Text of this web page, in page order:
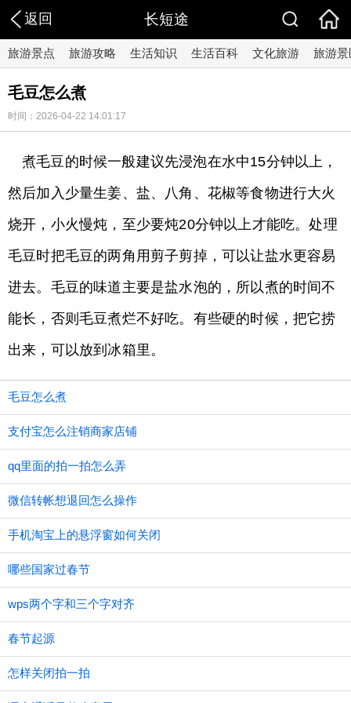
返回 长短途
旅游景点 旅游攻略 生活知识 生活百科 文化旅游 旅游景
毛豆怎么煮
时间：2026-04-22 14:01:17
煮毛豆的时候一般建议先浸泡在水中15分钟以上，
然后加入少量生姜、盐、八角、花椒等食物进行大火
烧开，小火慢炖，至少要炖20分钟以上才能吃。处理
毛豆时把毛豆的两角用剪子剪掉，可以让盐水更容易
进去。毛豆的味道主要是盐水泡的，所以煮的时间不
能长，否则毛豆煮烂不好吃。有些硬的时候，把它捞
出来，可以放到冰箱里。
毛豆怎么煮
支付宝怎么注销商家店铺
qq里面的拍一拍怎么弄
微信转帐想退回怎么操作
手机淘宝上的悬浮窗如何关闭
哪些国家过春节
wps两个字和三个字对齐
春节起源
怎样关闭拍一拍